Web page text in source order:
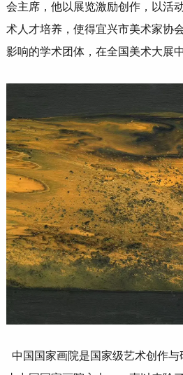
会主席，他以展览激励创作，以活
术人才培养，使得宜兴市美术家协
影响的学术团体，在全国美术大展
中国国家画院是国家级艺术创作